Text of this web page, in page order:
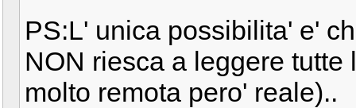
PS:L' unica possibilita' e'
NON riesca a leggere
molto remota pero' reale)..